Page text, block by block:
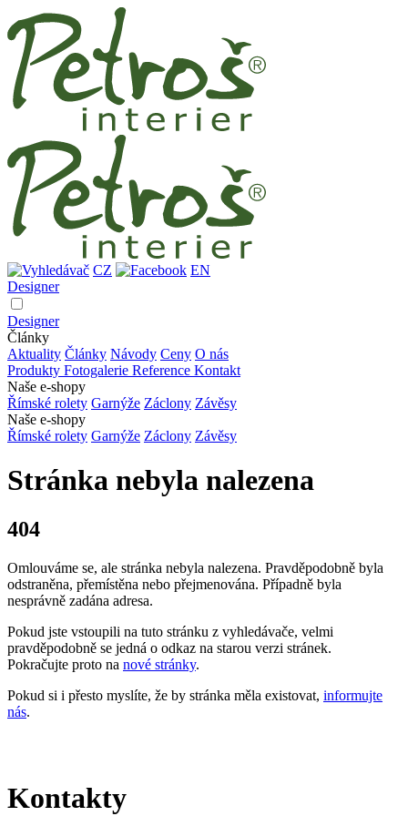
CZ
EN
Designer
Designer
Články
Aktuality Články Návody Ceny O nás
Produkty Fotogalerie Reference Kontakt
Naše e-shopy
Římské rolety Garnýže Záclony Závěsy
Naše e-shopy
Římské rolety Garnýže Záclony Závěsy
Stránka nebyla nalezena
404
Omlouváme se, ale stránka nebyla nalezena. Pravděpodobně byla
odstraněna, přemístěna nebo přejmenována. Případně byla
nesprávně zadána adresa.
Pokud jste vstoupili na tuto stránku z vyhledávače, velmi
pravděpodobně se jedná o odkaz na starou verzi stránek.
Pokračujte proto na nové stránky.
Pokud si i přesto myslíte, že by stránka měla existovat, informujte
nás.
Kontakty